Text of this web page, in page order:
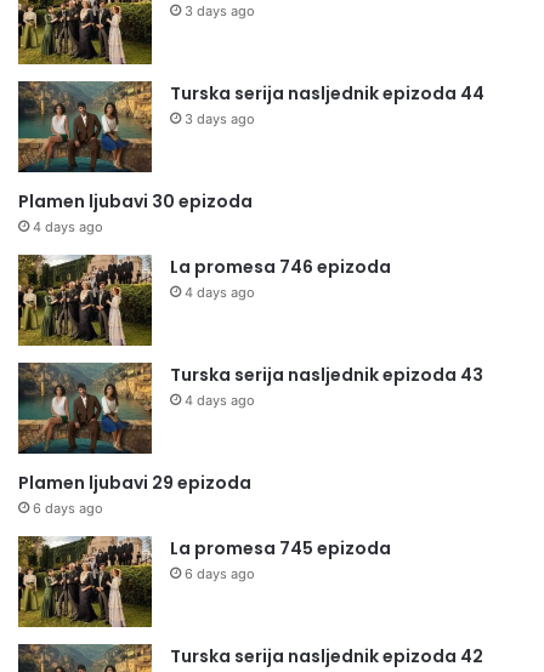
3 days ago
Turska serija nasljednik epizoda 44
3 days ago
Plamen ljubavi 30 epizoda
4 days ago
La promesa 746 epizoda
4 days ago
Turska serija nasljednik epizoda 43
4 days ago
Plamen ljubavi 29 epizoda
6 days ago
La promesa 745 epizoda
6 days ago
Turska serija nasljednik epizoda 42